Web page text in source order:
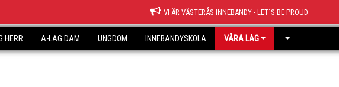
VI ÄR VÄSTERÅS INNEBANDY - LET´S BE PROUD
HERR A-LAG DAM UNGDOM INNEBANDYSKOLA VÅRA LAG